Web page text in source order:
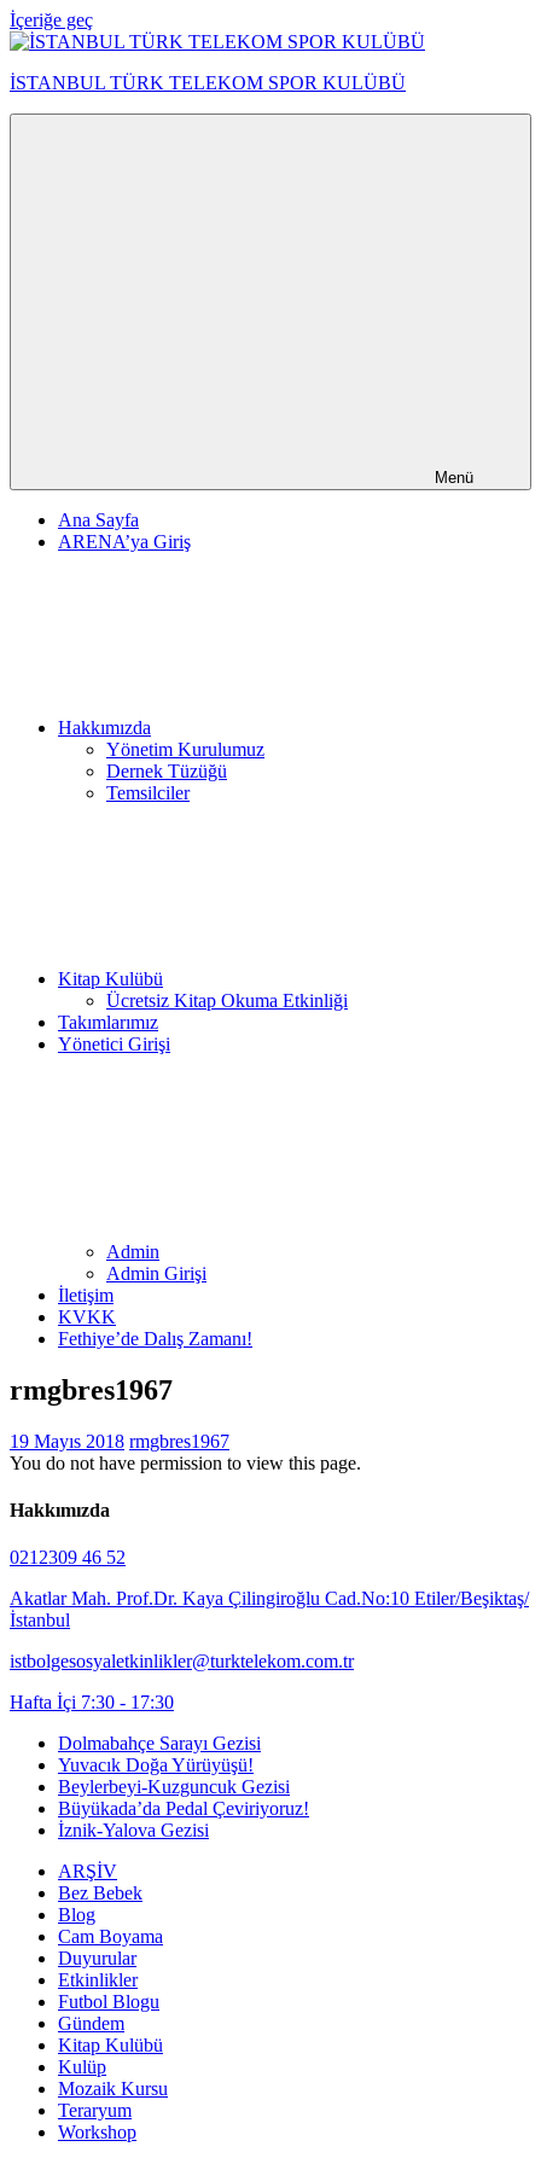
İçeriğe geç
İSTANBUL TÜRK TELEKOM SPOR KULÜBÜ
Menü
Ana Sayfa
ARENA’ya Giriş
Hakkımızda
Yönetim Kurulumuz
Dernek Tüzüğü
Temsilciler
Kitap Kulübü
Ücretsiz Kitap Okuma Etkinliği
Takımlarımız
Yönetici Girişi
Admin
Admin Girişi
İletişim
KVKK
Fethiye’de Dalış Zamanı!
rmgbres1967
19 Mayıs 2018 rmgbres1967
You do not have permission to view this page.
Hakkımızda
0212309 46 52
Akatlar Mah. Prof.Dr. Kaya Çilingiroğlu Cad.No:10 Etiler/Beşiktaş/
İstanbul
istbolgesosyaletkinlikler@turktelekom.com.tr
Hafta İçi 7:30 - 17:30
Dolmabahçe Sarayı Gezisi
Yuvacık Doğa Yürüyüşü!
Beylerbeyi-Kuzguncuk Gezisi
Büyükada’da Pedal Çeviriyoruz!
İznik-Yalova Gezisi
ARŞİV
Bez Bebek
Blog
Cam Boyama
Duyurular
Etkinlikler
Futbol Blogu
Gündem
Kitap Kulübü
Kulüp
Mozaik Kursu
Teraryum
Workshop